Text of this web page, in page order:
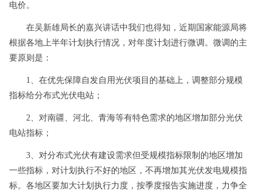
电价。
在吴新雄局长的嘉兴讲话中我们也得知，近期国家能源局将
根据各地上半年计划执行情况，对年度计划进行微调。微调的主
要原则是：
1、在优先保障自发自用光伏项目的基础上，调整部分规模
指标给分布式光伏电站；
2、对南疆、河北、青海等有特色需求的地区增加部分光伏
电站指标；
3、对分布式光伏有建设需求但受规模指标限制的地区增加
一些指标，对计划执行不好的地区，不再增加其光伏发电规模指
标。各地区要加大计划执行力度，按季度报告实施进度，力争全